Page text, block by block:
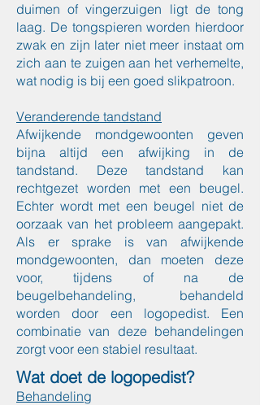
duimen of vingerzuigen ligt de tong
laag. De tongspieren worden hierdoor
zwak en zijn later niet meer instaat om
zich aan te zuigen aan het verhemelte,
wat nodig is bij een goed slikpatroon.
Veranderende tandstand
Afwijkende mondgewoonten geven
bijna altijd een afwijking in de
tandstand. Deze tandstand kan
rechtgezet worden met een beugel.
Echter wordt met een beugel niet de
oorzaak van het probleem aangepakt.
Als er sprake is van afwijkende
mondgewoonten, dan moeten deze
voor, tijdens of na de
beugelbehandeling, behandeld
worden door een logopedist. Een
combinatie van deze behandelingen
zorgt voor een stabiel resultaat.
Wat doet de logopedist?
Behandeling